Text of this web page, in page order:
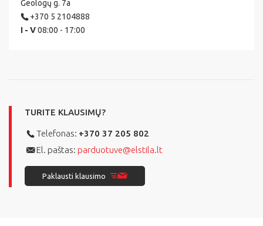
Geologų g. 7a
+370 5 2104888
I - V08:00 - 17:00
TURITE KLAUSIMŲ?
Telefonas: +370 37 205 802
El. paštas: parduotuve@elstila.lt
Paklausti klausimo